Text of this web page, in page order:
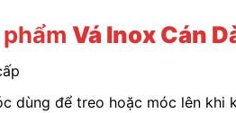
phẩmVá Inox Cán
dùng để treo hoặc móc lên khi